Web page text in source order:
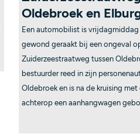
Oldebroek en
Een automobilist is
gewond geraakt bij een ongeval
Zuiderzeestraatweg tussen
bestuurder reed in zijn
Oldebroek en is na de kruising
achterop een aanhangwagen